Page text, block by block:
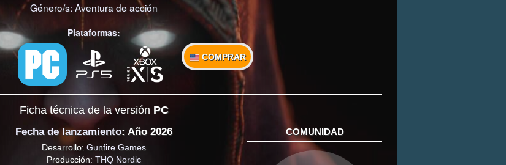
Género/s:Aventura de acción
Plataformas:
COMPRAR
Ficha técnica de la versión PC
Fecha de lanzamiento: Año 2026
Desarrollo: Gunfire Games
Producción: THQ Nordic
COMUNIDAD